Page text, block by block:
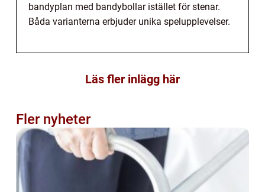
bandyplan med bandybollar istället för stenar.
Båda varianterna erbjuder unika spelupplevelser.
Läs fler inlägg här
Fler nyheter